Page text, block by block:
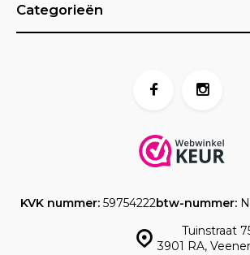
Categorieën
Tuinstraat
3901 RA,
KVK nummer: 59754222btw-nummer: